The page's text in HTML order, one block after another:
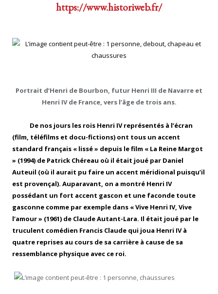
https://www.historiweb.fr/
Portrait d’Henri de Bourbon, futur Henri III de Navarre et
Henri IV de France, vers l’âge de trois ans.
De nos jours les rois Henri IV représentés à l’écran
(film, téléfilms et docu-fictions) ont tous un accent
standard français « lissé » depuis le film « La Reine Margot
» (1994) de Patrick Chéreau où il était joué par Daniel
Auteuil (où il aurait pu faire un accent méridional puisqu’il
est provençal). Auparavant, on a montré Henri IV
possédant un fort accent gascon et une faconde toute
gasconne comme par exemple dans « Vive Henri IV, Vive
l’amour » (1961) de Claude Autant-Lara. Il était joué par le
truculent comédien Francis Claude qui joua Henri IV à
quatre reprises au cours de sa carrière à cause de sa
ressemblance physique avec ce roi.